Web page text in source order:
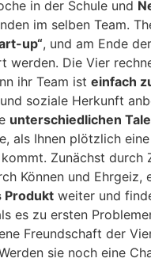
in der Schule und
im selben Team.
up“, und am Ende
werden. Die Vier
ihr Team ist einfach
soziale Herkunft
unterschiedlichen
als Ihnen plötzlich eine
kommt. Zunächst durch
Können und Ehrgeiz,
Produkt weiter und
es zu ersten
Freundschaft der
sie noch eine